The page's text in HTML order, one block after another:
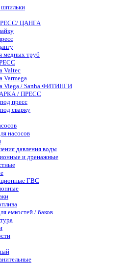
ЦАНГА
медных труб
Valtec
Varmega
Viega / Sanha ФИТИНГИ
/ ПРЕСС
пресс
сварку
насосов
давления воды
и дренажные
ГВС
емкостей / баков